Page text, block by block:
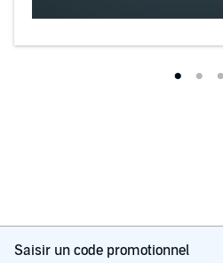
Saisir un code promotionnel